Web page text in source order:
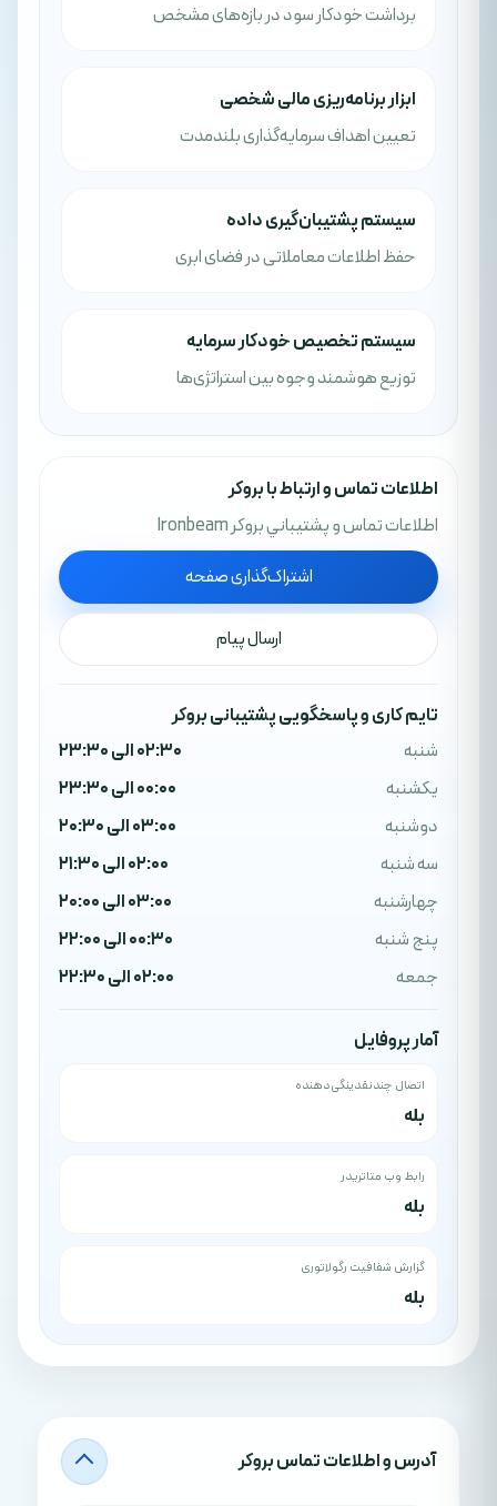
برداشت خودکار سود در بازه‌های مشخص
ابزار برنامه‌ریزی مالی شخصی
تعیین اهداف سرمایه‌گذاری بلندمدت
سیستم پشتیبان‌گیری داده
حفظ اطلاعات معاملاتی در فضای ابری
سیستم تخصیص خودکار سرمایه
توزیع هوشمند وجوه بین استراتژی‌ها
اطلاعات تماس و ارتباط با بروکر
اطلاعات تماس و پشتيباني بروکر Ironbeam
اشتراک‌گذاری صفحه
ارسال پیام
تایم کاری و پاسخگویی پشتیبانی بروکر
شنبه
02:30 الی 23:30
یکشنبه
00:00 الی 23:30
دوشنبه
03:00 الی 20:30
سه شنبه
02:00 الی 21:30
چهارشنبه
03:00 الی 20:00
پنج شنبه
00:30 الی 22:00
جمعه
02:00 الی 22:30
آمار پروفایل
اتصال چندنقدینگی‌دهنده
بله
رابط وب متاتریدر
بله
گزارش شفافیت رگولاتوری
بله
آدرس‌ و اطلاعات تماس بروکر